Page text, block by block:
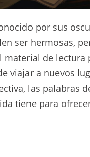
por sus
ser hermosas,
material de
viajar a nuevos
las palabras
tiene para